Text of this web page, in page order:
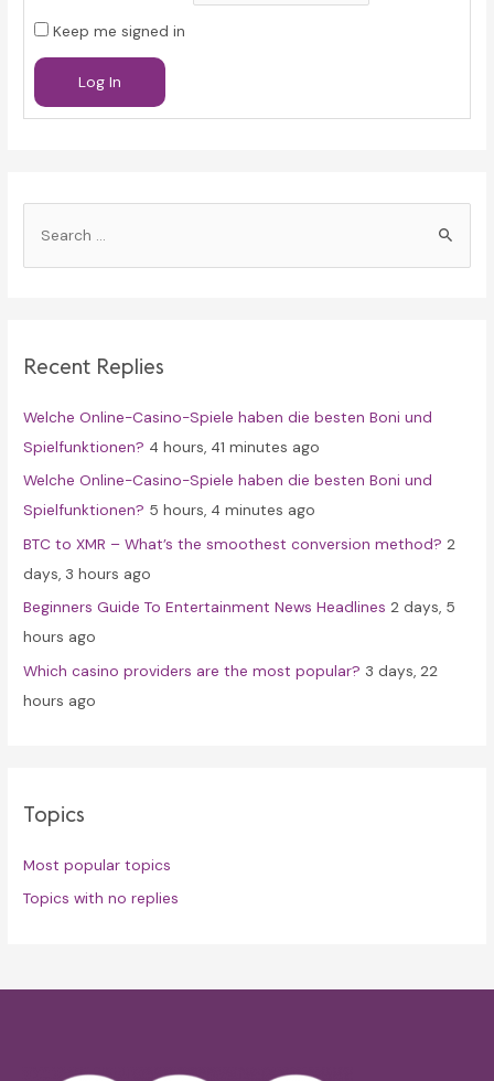
Keep me signed in
Log In
h
o
r
:
Recent Replies
Welche Online-Casino-Spiele haben die besten Boni und
Spielfunktionen? 4 hours, 41 minutes ago
Welche Online-Casino-Spiele haben die besten Boni und
Spielfunktionen? 5 hours, 4 minutes ago
BTC to XMR – What’s the smoothest conversion method? 2
days, 3 hours ago
Beginners Guide To Entertainment News Headlines 2 days, 5
hours ago
Which casino providers are the most popular? 3 days, 22
hours ago
Topics
Most popular topics
Topics with no replies